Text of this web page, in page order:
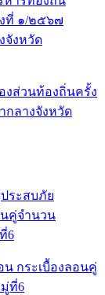
งส่วนท้องถิ่นครั้ง
ลางจังหวัด
น กระเบื้องลอนคู่
ที่6